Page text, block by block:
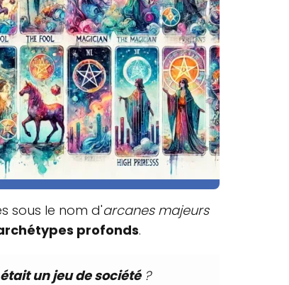
sous le nom d'arcanes majeurs
profonds.
était un jeu de société?